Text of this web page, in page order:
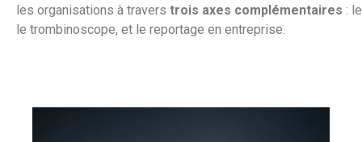
les organisations à travers trois axes complémentaires :
le trombinoscope, et le reportage en entreprise.